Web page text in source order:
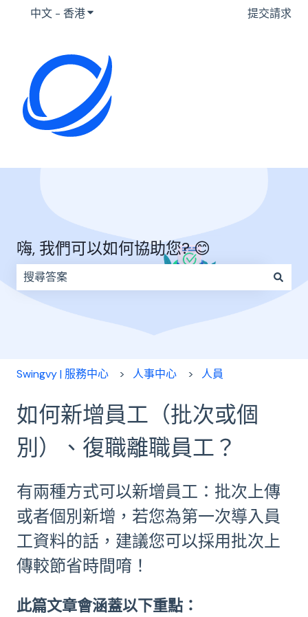
中文 - 香港顯示要翻譯的子選單 提交請求
嗨, 我們可以如何協助您? 😊
因為搜尋欄位空白，因此沒有建議。
Swingvy | 服務中心 人事中心 人員
如何新增員工（批次或個
別）、復職離職員工？
有兩種方式可以新增員工：批次上傳
或者個別新增，若您為第一次導入員
工資料的話，建議您可以採用批次上
傳較節省時間唷！
此篇文章會涵蓋以下重點：